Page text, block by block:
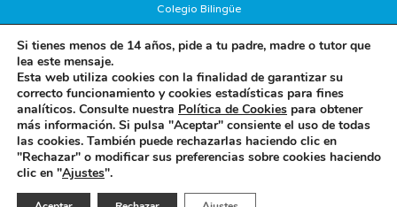
Colegio Bilingüe
los Derechos Reservados.
Aviso Legal
Concepto diseño y desarrollo web BRAND IN HEAVEN
Si tienes menos de 14 años, pide a tu padre, madre o tutor que
lea este mensaje.
Esta web utiliza cookies con la finalidad de garantizar su
correcto funcionamiento y cookies estadísticas para fines
analíticos. Consulte nuestra Política de Cookies para obtener
más información. Si pulsa "Aceptar" consiente el uso de todas
las cookies. También puede rechazarlas haciendo clic en
"Rechazar" o modificar sus preferencias sobre cookies haciendo
clic en "Ajustes".